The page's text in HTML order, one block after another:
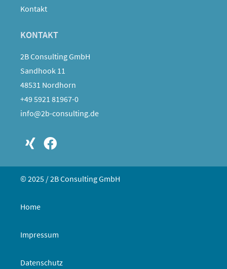
Kontakt
KONTAKT
2B Consulting GmbH
Sandhook 11
48531 Nordhorn
+49 5921 81967-0
info@2b-consulting.de
© 2025 / 2B Consulting GmbH
Home
Impressum
Datenschutz